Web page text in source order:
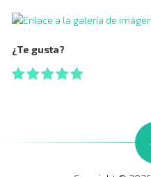
¿Te gusta?